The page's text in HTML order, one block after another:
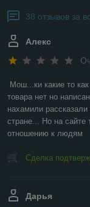
38 отзывов за
Алекс
Мош...ки какие то
товара нет но
нахамили
стране... Но на сайте
отношению к людям
Сделка
Дарья